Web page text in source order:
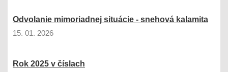
Odvolanie mimoriadnej situácie - snehová kalamita
15. 01. 2026
Rok 2025 v číslach